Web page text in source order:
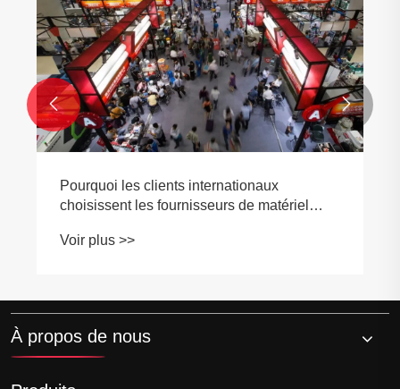
Pourquoi les clients internationaux
chinois
 
À propos de nous